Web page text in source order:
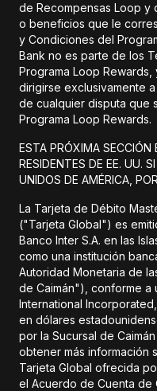
de Recompensas Loop y
o beneficios que le
y Condiciones del
Bank no es parte de los
Programa Loop
dirigirse exclusivamente
de cualquier disputa que
Programa Loop Rewards.
ESTA PRÓXIMA SECCIÓN
RESIDENTES DE EE. UU.
UNIDOS DE AMÉRICA,
La Tarjeta de Débito
("Tarjeta Global") es
Banco Inter S.A. en las
como una institución
Autoridad Monetaria de
de Caimán"), conforme a
International
en dólares
por la Sucursal de
obtener más información
Tarjeta Global ofrecida
el Acuerdo de Cuenta de